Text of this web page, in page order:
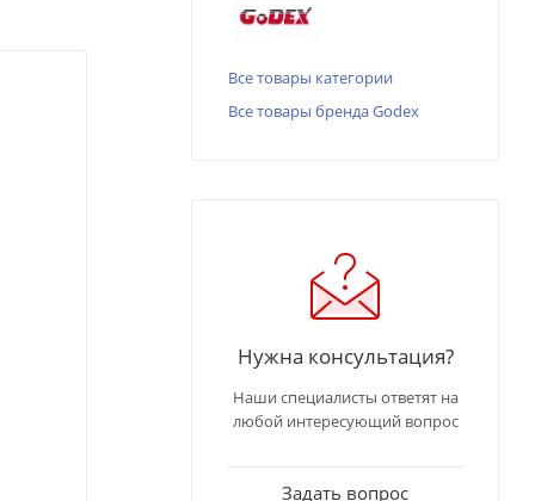
Все товары категории
Все товары бренда Godex
Нужна консультация?
Наши специалисты ответят на
любой интересующий вопрос
Задать вопрос